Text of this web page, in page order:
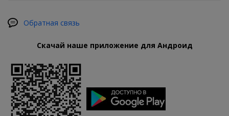
Обратная связь
Скачай наше приложение для Андроид